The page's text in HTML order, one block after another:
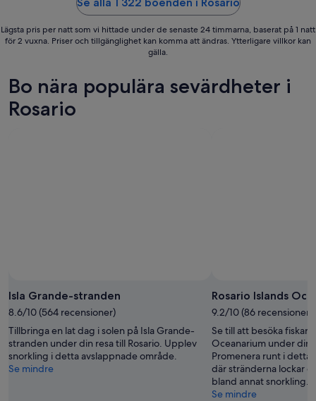
Lägsta pris per natt som vi hittade under de senaste 24 timmarna, baserat på 1 natt
för 2 vuxna. Priser och tillgänglighet kan komma att ändras. Ytterligare villkor kan
gälla.
Bo nära populära sevärdheter i
Rosario
för
fritt
bruk
av
Laura
Gomez
Isla Grande-stranden
8.6/10 (564 recensioner)
Tillbringa en lat dag i solen på Isla Grande-
stranden under din resa till Rosario. Upplev
snorkling i detta avslappnade område.
Se mindre
Rosario Islands
9.2/10 (86 recensioner)
Se till att besöka
Oceanarium under din
Promenera runt i detta
där stränderna lockar
bland annat snorkling.
Se mindre